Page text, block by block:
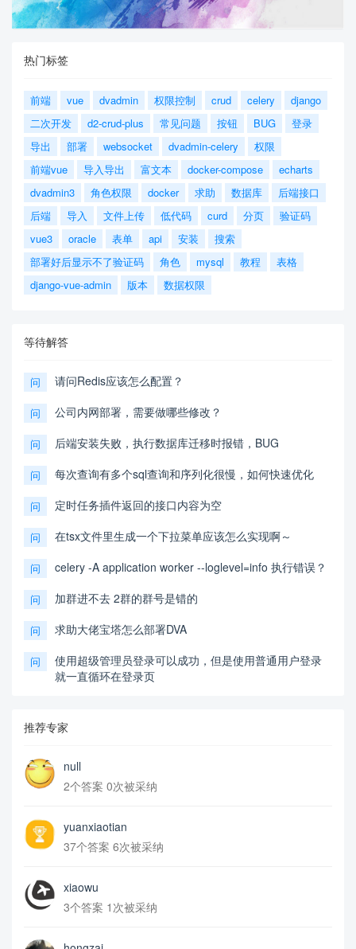
热门标签
前端 vue dvadmin 权限控制 crud celery
django
二次开发
d2-crud-plus 常见问题 按钮 BUG
登录
导出
部署 websocket dvadmin-celery
权限
前端vue
导入导出 富文本 docker-compose
echarts
dvadmin3
角色权限 docker 求助 数据库
后端接口
后端
导入 文件上传 低代码 curd 分页
验证码
vue3
oracle 表单 api 安装
搜索
部署好后显示不了验证码
角色 mysql 教程
表格
django-vue-admin
版本 数据权限
等待解答
问 请问Redis应该怎么配置？
问 公司内网部署，需要做哪些修改？
问 后端安装失败，执行数据库迁移时报错，BUG
问 每次查询有多个sql查询和序列化很慢，如何快速优化
问 定时任务插件返回的接口内容为空
问 在tsx文件里生成一个下拉菜单应该怎么实现啊～
问 celery -A application worker --loglevel=info 执行错误？
问 加群进不去 2群的群号是错的
问 求助大佬宝塔怎么部署DVA
问
使用超级管理员登录可以成功，但是使用普通用户登录
就一直循环在登录页
推荐专家
null
2个答案 0次被采纳
yuanxiaotian
37个答案 6次被采纳
xiaowu
3个答案 1次被采纳